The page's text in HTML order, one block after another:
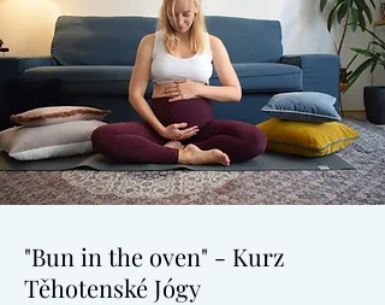
"Bun in the oven" - Kurz
Těhotenské Jógy